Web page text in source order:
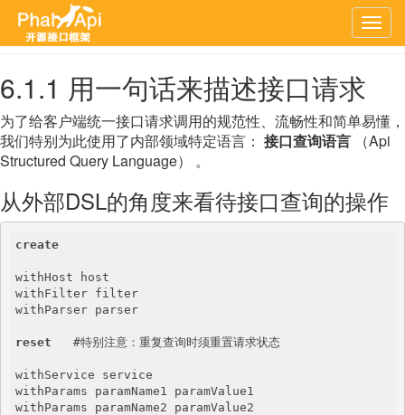
上一章文档首页
6.1.1 用一句话来描述接口请求
为了给客户端统一接口请求调用的规范性、流畅性和简单易懂，
我们特别为此使用了内部领域特定语言： 接口查询语言 （Api
Structured Query Language） 。
从外部DSL的角度来看待接口查询的操作
create
withHost host
withFilter filter
withParser parser
reset
   #特别注意：重复查询时须重置请求状态
withService service
withParams paramName1 paramValue1
withParams paramName2 paramValue2